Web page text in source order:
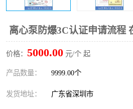
离心泵防爆3C认证申请流程
价格： 5000.00 元/个 起
产品数量： 9999.00个
发货地址： 广东省深圳市